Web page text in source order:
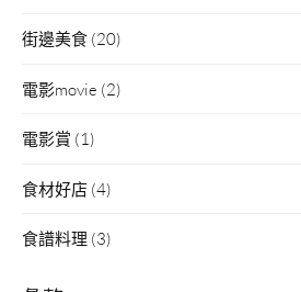
街邊美食 (20)
電影movie (2)
電影賞 (1)
食材好店 (4)
食譜料理 (3)